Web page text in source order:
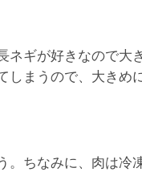
ネギが好きなので大
しまうので、大きめ
。ちなみに、肉は冷